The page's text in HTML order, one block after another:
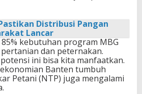
Distribusi Pangan
Lancar
kebutuhan program MBG
dan peternakan.
ini bisa kita manfaatkan.
Banten tumbuh
Petani (NTP) juga mengalami